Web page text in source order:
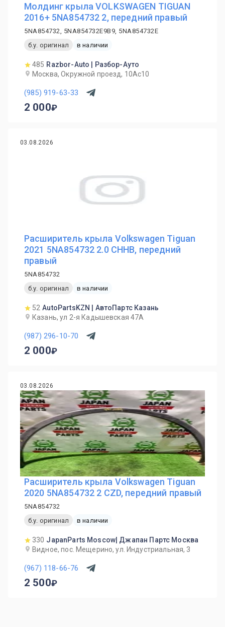
Молдинг крыла VOLKSWAGEN TIGUAN
2016+ 5NA854732 2, передний правый
5NA854732, 5NA854732E9B9, 5NA854732E
б.у. оригинал
в наличии
485 Razbor-Auto | Разбор-Ауто
Москва, Окружной проезд, 10Ас10
(985) 919-63-33
2 000
03.08.2026
Расширитель крыла Volkswagen Tiguan
2021 5NA854732 2.0 CHHB, передний
правый
5NA854732
б.у. оригинал
в наличии
52 AutoPartsKZN | АвтоПартс Казань
Казань, ул 2-я Кадышевская 47А
(987) 296-10-70
2 000
03.08.2026
Расширитель крыла Volkswagen Tiguan
2020 5NA854732 2 CZD, передний правый
5NA854732
б.у. оригинал
в наличии
330 JapanParts Moscow| Джапан Партс Москва
Видное, пос. Мещерино, ул. Индустриальная, 3
(967) 118-66-76
2 500